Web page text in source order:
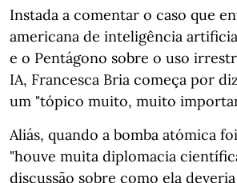
Instada a comentar o caso que
americana de inteligência
e o Pentágono sobre o uso
IA, Francesca Bria começa por
um "tópico muito, muito
Aliás, quando a bomba atómica
"houve muita diplomacia
discussão sobre como ela